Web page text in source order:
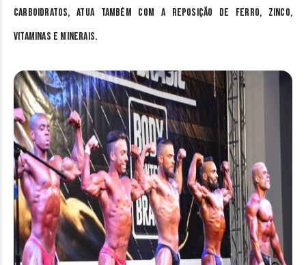
carboidratos, atua também com a reposição de ferro, zinco,
vitaminas e minerais.